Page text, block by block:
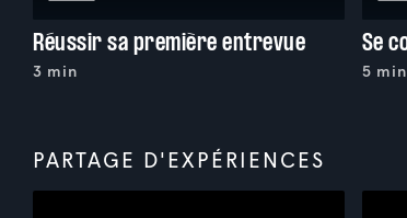
Réussir sa première entrevue
3 min
Se
5 min
PARTAGE D'EXPÉRIENCES